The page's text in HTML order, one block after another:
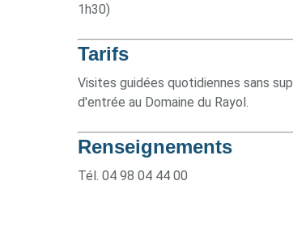
1h30)
Tarifs
Visites guidées quotidiennes sans
d'entrée au Domaine du Rayol.
Renseignements
Tél. 04 98 04 44 00